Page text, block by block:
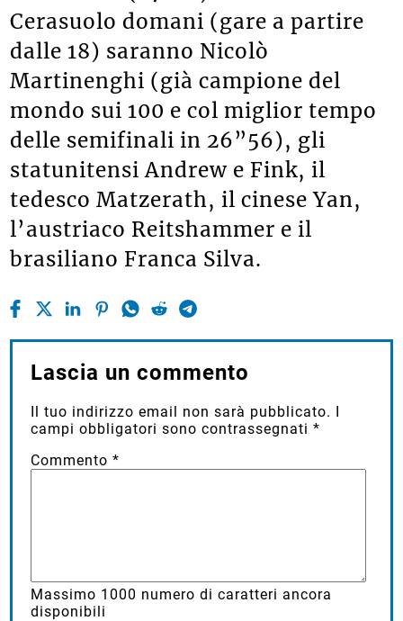
Cerasuolo domani (gare a partire
dalle 18) saranno Nicolò
Martinenghi (già campione del
mondo sui 100 e col miglior tempo
delle semifinali in 26”56), gli
statunitensi Andrew e Fink, il
tedesco Matzerath, il cinese Yan,
l’austriaco Reitshammer e il
brasiliano Franca Silva.
Lascia un commento
Il tuo indirizzo email non sarà pubblicato. I
campi obbligatori sono contrassegnati*
Commento*
Massimo 1000 numero di caratteri ancora
disponibili